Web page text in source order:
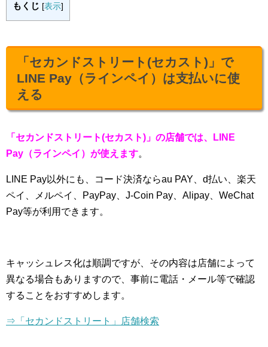
もくじ [表示]
「セカンドストリート(セカスト)」で
LINE Pay（ラインペイ）は支払いに使
える
「セカンドストリート(セカスト)」の店舗では、LINE
Pay（ラインペイ）が使えます。
LINE Pay以外にも、コード決済ならau PAY、d払い、楽天
ペイ、メルペイ、PayPay、J-Coin Pay、Alipay、WeChat
Pay等が利用できます。
キャッシュレス化は順調ですが、その内容は店舗によって
異なる場合もありますので、事前に電話・メール等で確認
することをおすすめします。
⇒「セカンドストリート」店舗検索